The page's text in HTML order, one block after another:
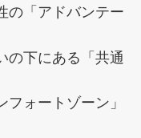
の「アドバンテー
の下にある「共通
ォートゾーン」